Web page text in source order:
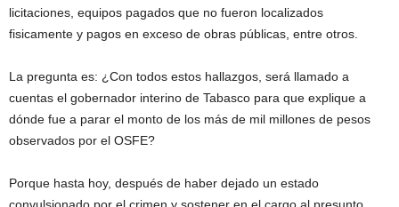
licitaciones, equipos pagados que no fueron localizados
fisicamente y pagos en exceso de obras públicas, entre otros.
La pregunta es: ¿Con todos estos hallazgos, será llamado a
cuentas el gobernador interino de Tabasco para que explique a
dónde fue a parar el monto de los más de mil millones de pesos
observados por el OSFE?
Porque hasta hoy, después de haber dejado un estado